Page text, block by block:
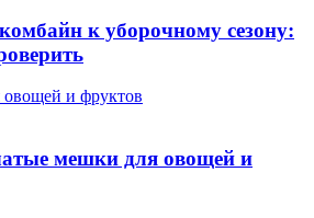
к уборочному сезону:
мешки для овощей и